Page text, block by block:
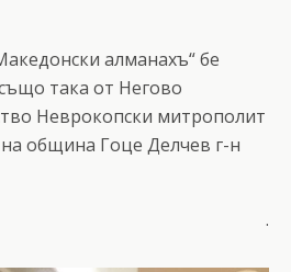
алманахъ“ бе
така от Негово
Неврокопски митрополит
община Гоце Делчев г-н
.